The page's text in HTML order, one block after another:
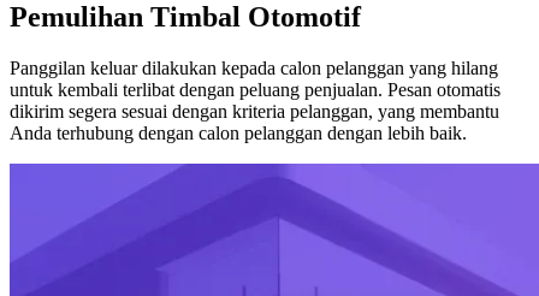
Pemulihan Timbal Otomotif
Panggilan keluar dilakukan kepada calon pelanggan yang hilang
untuk kembali terlibat dengan peluang penjualan. Pesan otomatis
dikirim segera sesuai dengan kriteria pelanggan, yang membantu
Anda terhubung dengan calon pelanggan dengan lebih baik.